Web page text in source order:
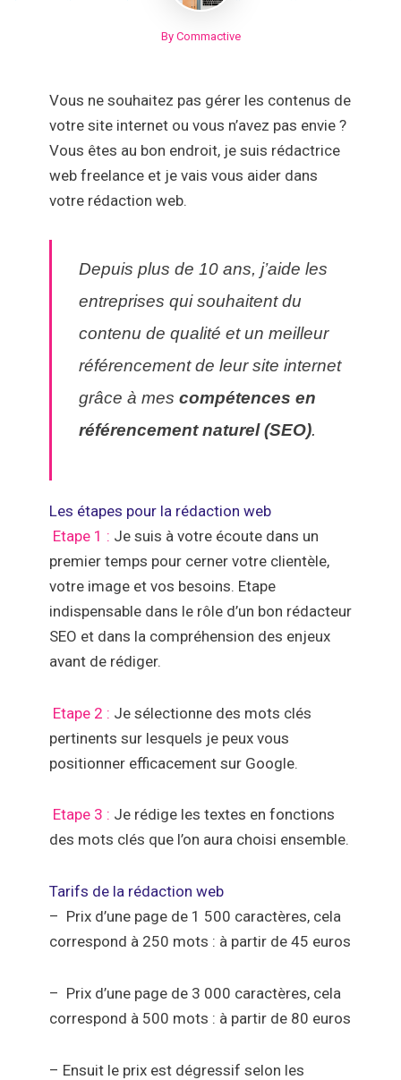
By Commactive
Vous ne souhaitez pas gérer les contenus de
votre site internet ou vous n’avez pas envie ?
Vous êtes au bon endroit, je suis rédactrice
web freelance et je vais vous aider dans
votre rédaction web.
Depuis plus de 10 ans, j’aide les
entreprises qui souhaitent du
contenu de qualité et un meilleur
référencement de leur site internet
grâce à mes compétences en
référencement naturel (SEO).
Les étapes pour la rédaction web
Etape 1 : Je suis à votre écoute dans un
premier temps pour cerner votre clientèle,
votre image et vos besoins. Etape
indispensable dans le rôle d’un bon rédacteur
SEO et dans la compréhension des enjeux
avant de rédiger.
Etape 2 : Je sélectionne des mots clés
pertinents sur lesquels je peux vous
positionner efficacement sur Google.
Etape 3 : Je rédige les textes en fonctions
des mots clés que l’on aura choisi ensemble.
Tarifs de la rédaction web
– Prix d’une page de 1 500 caractères, cela
correspond à 250 mots : à partir de 45 euros
– Prix d’une page de 3 000 caractères, cela
correspond à 500 mots : à partir de 80 euros
– Ensuit le prix est dégressif selon les